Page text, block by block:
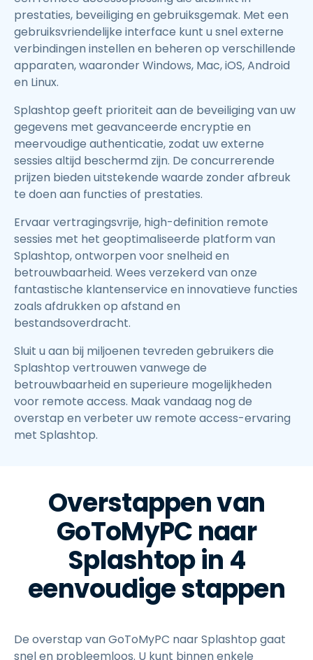
prestaties, beveiliging en gebruiksgemak. Met een
gebruiksvriendelijke interface kunt u snel externe
verbindingen instellen en beheren op verschillende
apparaten, waaronder Windows, Mac, iOS, Android
en Linux.
Splashtop geeft prioriteit aan de beveiliging van uw
gegevens met geavanceerde encryptie en
meervoudige authenticatie, zodat uw externe
sessies altijd beschermd zijn. De concurrerende
prijzen bieden uitstekende waarde zonder afbreuk
te doen aan functies of prestaties.
Ervaar vertragingsvrije, high-definition remote
sessies met het geoptimaliseerde platform van
Splashtop, ontworpen voor snelheid en
betrouwbaarheid. Wees verzekerd van onze
fantastische klantenservice en innovatieve functies
zoals afdrukken op afstand en
bestandsoverdracht.
Sluit u aan bij miljoenen tevreden gebruikers die
Splashtop vertrouwen vanwege de
betrouwbaarheid en superieure mogelijkheden
voor remote access. Maak vandaag nog de
overstap en verbeter uw remote access-ervaring
met Splashtop.
Overstappen van
GoToMyPC naar
Splashtop in 4
eenvoudige stappen
De overstap van GoToMyPC naar Splashtop gaat
snel en probleemloos. U kunt binnen enkele